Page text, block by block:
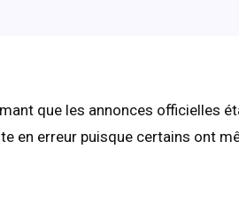
que les annonces officielles
en erreur puisque certains ont